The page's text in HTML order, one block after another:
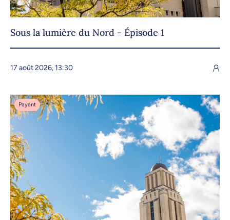
Sous la lumière du Nord - Épisode 1
17 août 2026, 13:30
Payant